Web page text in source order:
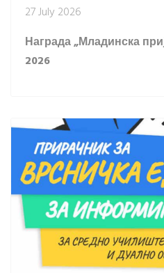
27 July 2026
Награда „Младинска
2026